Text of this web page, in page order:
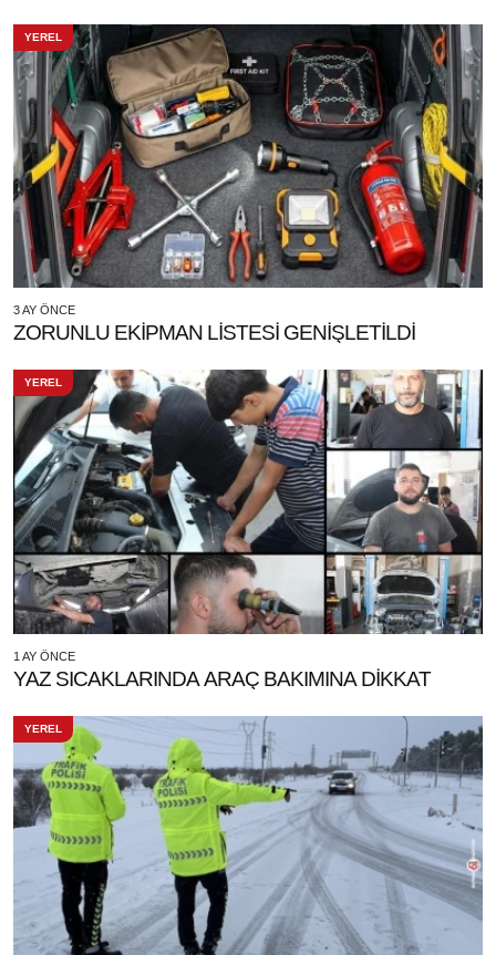
YEREL
3 AY ÖNCE
ZORUNLU EKİPMAN LİSTESİ GENİŞLETİLDİ
YEREL
1 AY ÖNCE
YAZ SICAKLARINDA ARAÇ BAKIMINA DİKKAT
YEREL